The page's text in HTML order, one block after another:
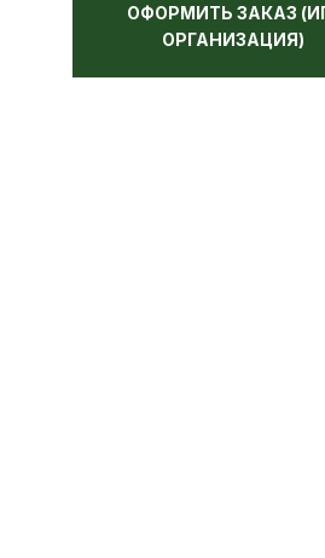
ОФОРМИТЬ ЗАКАЗ
ОРГАНИЗАЦИЯ)